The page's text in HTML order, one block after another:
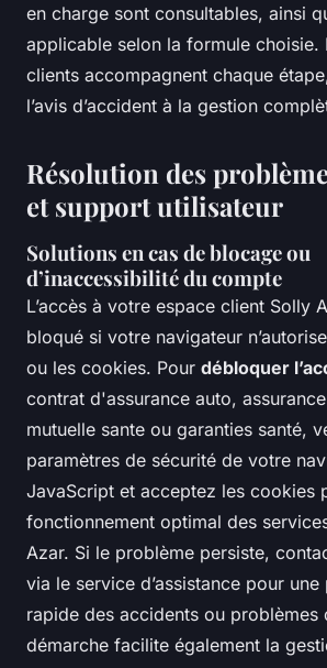
en charge sont consultables, ainsi
applicable selon la formule choisie.
clients accompagnent chaque
l’avis d’accident à la gestion
Résolution des
et support utilisateur
Solutions en cas de blocage ou
d’inaccessibilité du compte
L’accès à votre espace client Solly
bloqué si votre navigateur
ou les cookies. Pour débloquer
contrat d'assurance auto,
mutuelle sante ou garanties santé,
paramètres de sécurité de votre
JavaScript et acceptez les cookies
fonctionnement optimal des
Azar. Si le problème persiste,
via le service d’assistance pour
rapide des accidents ou problèmes
démarche facilite également la